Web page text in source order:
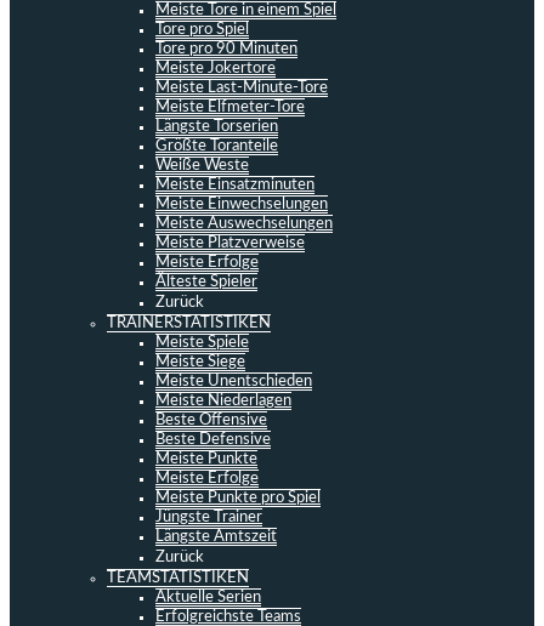
Meiste Tore in einem Spiel
Tore pro Spiel
Tore pro 90 Minuten
Meiste Jokertore
Meiste Last-Minute-Tore
Meiste Elfmeter-Tore
Längste Torserien
Größte Toranteile
Weiße Weste
Meiste Einsatzminuten
Meiste Einwechselungen
Meiste Auswechselungen
Meiste Platzverweise
Meiste Erfolge
Älteste Spieler
Zurück
TRAINERSTATISTIKEN
Meiste Spiele
Meiste Siege
Meiste Unentschieden
Meiste Niederlagen
Beste Offensive
Beste Defensive
Meiste Punkte
Meiste Erfolge
Meiste Punkte pro Spiel
Jüngste Trainer
Längste Amtszeit
Zurück
TEAMSTATISTIKEN
Aktuelle Serien
Erfolgreichste Teams